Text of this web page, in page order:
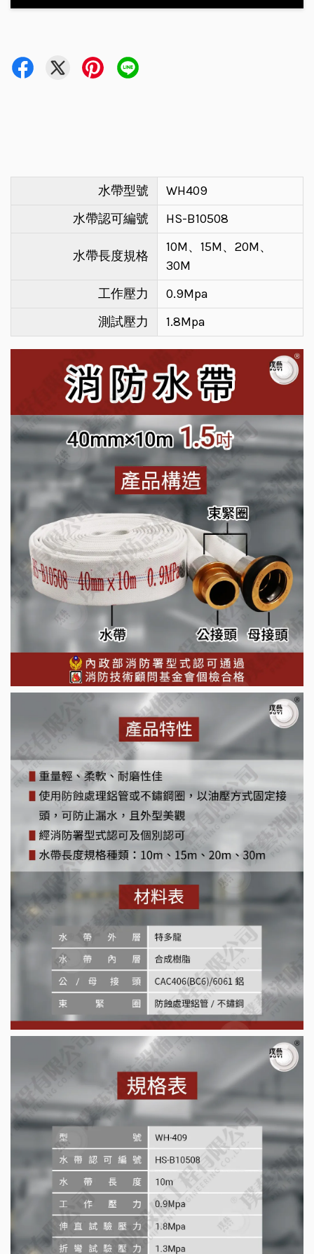
水帶型號
WH409
水帶認可編號
HS-B10508
水帶長度規格
10M、15M、20M、
30M
工作壓力
0.9Mpa
測試壓力
1.8Mpa